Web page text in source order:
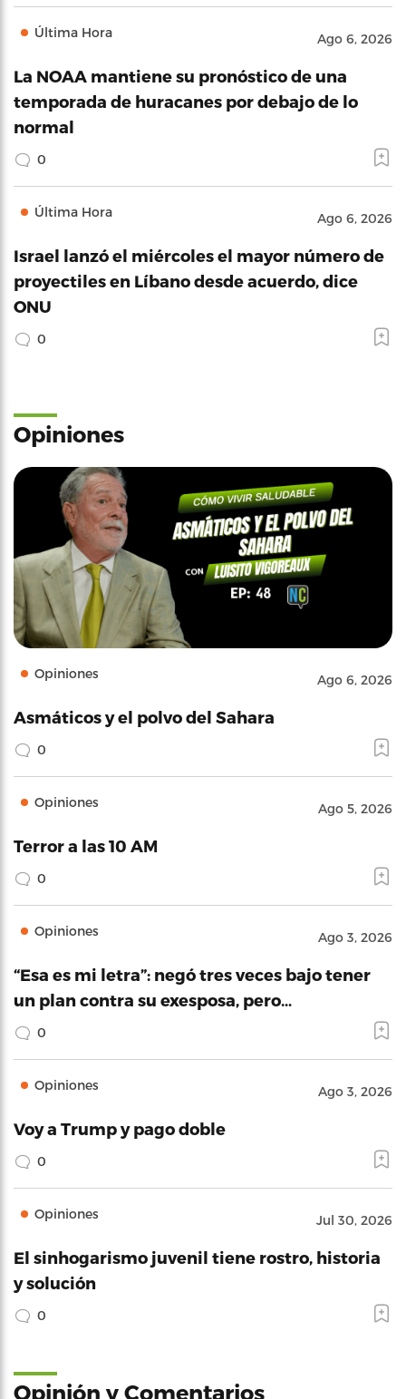
Última Hora Ago 6, 2026
La NOAA mantiene su pronóstico de una
temporada de huracanes por debajo de lo
normal
0
Última Hora Ago 6, 2026
Israel lanzó el miércoles el mayor número de
proyectiles en Líbano desde acuerdo, dice
ONU
0
Opiniones
Opiniones Ago 6, 2026
Asmáticos y el polvo del Sahara
0
Opiniones Ago 5, 2026
Terror a las 10 AM
0
Opiniones Ago 3, 2026
“Esa es mi letra”: negó tres veces bajo tener
un plan contra su exesposa, pero…
0
Opiniones Ago 3, 2026
Voy a Trump y pago doble
0
Opiniones Jul 30, 2026
El sinhogarismo juvenil tiene rostro, historia
y solución
0
Opinión y Comentarios